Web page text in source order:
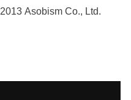
Asobism Co., Ltd.